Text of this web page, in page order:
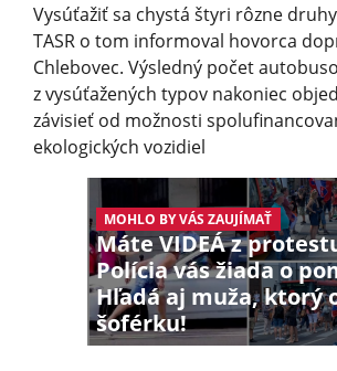
Vysúťažiť sa chystá štyri rôzne
TASR o tom informoval hovorca
Chlebovec. Výsledný počet
z vysúťažených typov nakoniec
závisieť od možnosti
ekologických vozidiel
MOHLO BY VÁS ZAUJÍMAŤ
Máte VIDEÁ z
Polícia vás žiada o
Hľadá aj muža, ktorý
šoférku!